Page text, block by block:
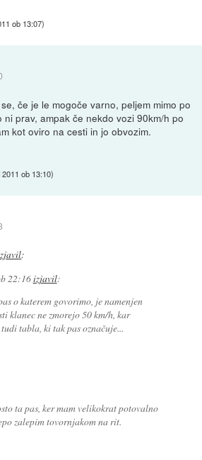
ob 13:07)
če je le mogoče varno, peljem mimo po
ni prav, ampak če nekdo vozi 90km/h po
kot oviro na cesti in jo obvozim.
2011 ob 13:10)
:
22:16izjavil:
o katerem govorimo, je namenjen
klanec ne zmorejo 50 km/h, kar
tabla, ki tak pas označuje...
ta pas, ker mam velikokrat potovalno
zalepim tovornjakom na rit.